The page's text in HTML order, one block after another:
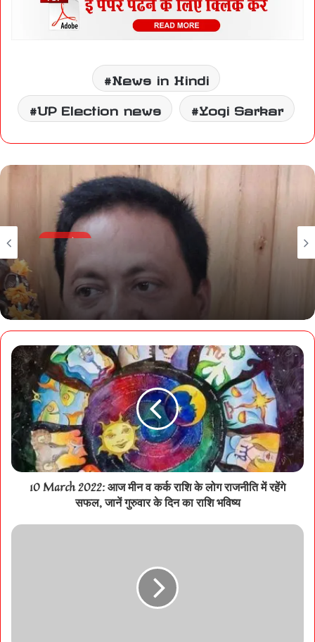
News in Hindi
UP Election news Yogi Sarkar
उत्तरप्रदेश
July 16, 2022
शीर्ष नेता केवल और केवल पार्टी की मजबूती पर फोकस करें:
प्रदेश अध्यक्ष करन माहरा
10 March 2022: आज मीन व कर्क राशि के लोग राजनीति में रहेंगे
सफल, जानें गुरुवार के दिन का राशि भविष्य